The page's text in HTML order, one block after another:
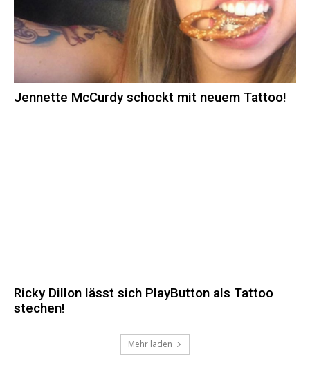
Jennette McCurdy schockt mit neuem Tattoo!
Ricky Dillon lässt sich PlayButton als Tattoo
stechen!
Mehr laden